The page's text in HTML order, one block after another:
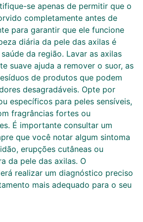
se apenas de permitir que o
completamente antes de
para garantir que ele funcione
diária da pele das axilas é
da região. Lavar as axilas
suave ajuda a remover o suor, as
de produtos que podem
desagradáveis. Opte por
específicos para peles sensíveis,
fragrâncias fortes ou
É importante consultar um
que você notar algum sintoma
erupções cutâneas ou
da pele das axilas. O
realizar um diagnóstico preciso
mais adequado para o seu